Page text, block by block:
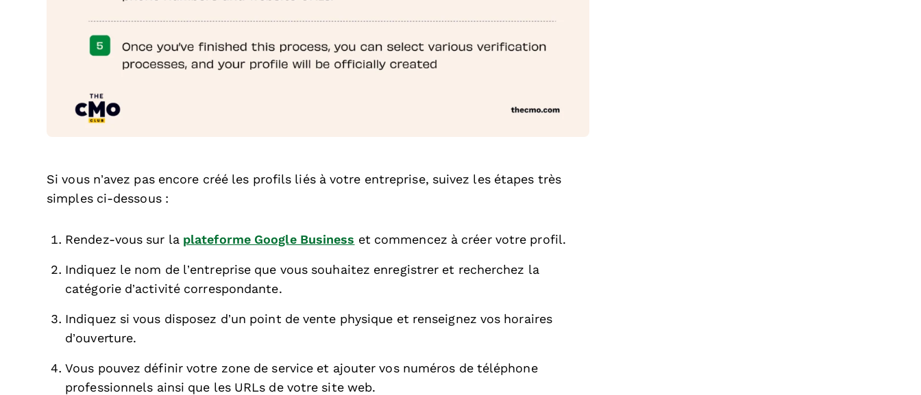
Si vous n’avez pas encore créé les profils liés à votre entreprise, suivez les étapes très
simples ci-dessous :
Rendez-vous sur la plateforme Google Business et commencez à créer votre profil.
Indiquez le nom de l’entreprise que vous souhaitez enregistrer et recherchez la
catégorie d’activité correspondante.
Indiquez si vous disposez d’un point de vente physique et renseignez vos horaires
d’ouverture.
Vous pouvez définir votre zone de service et ajouter vos numéros de téléphone
professionnels ainsi que les URLs de votre site web.